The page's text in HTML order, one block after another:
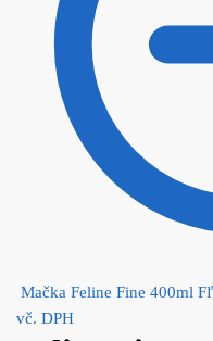
Mačka Feline Fine 400ml
vč. DPH